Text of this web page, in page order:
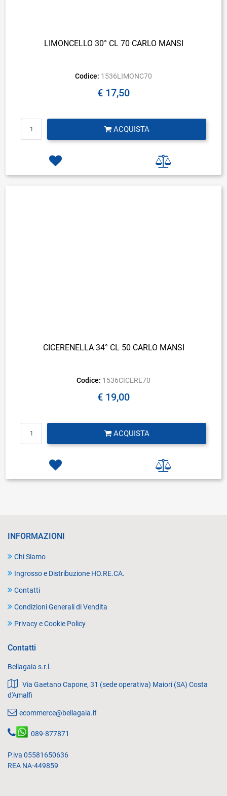
LIMONCELLO 30° CL 70 CARLO MANSI
Codice: 1536LIMONC70
€ 17,50
ACQUISTA
CICERENELLA 34° CL 50 CARLO MANSI
Codice: 1536CICERE70
€ 19,00
ACQUISTA
INFORMAZIONI
Chi Siamo
Ingrosso e Distribuzione HO.RE.CA.
Contatti
Condizioni Generali di Vendita
Privacy e Cookie Policy
Contatti
Bellagaia s.r.l.
Via Gaetano Capone, 31 (sede operativa) Maiori (SA) Costa
d'Amalfi
ecommerce@bellagaia.it
089-877871
P.iva 05581650636
REA NA-449859